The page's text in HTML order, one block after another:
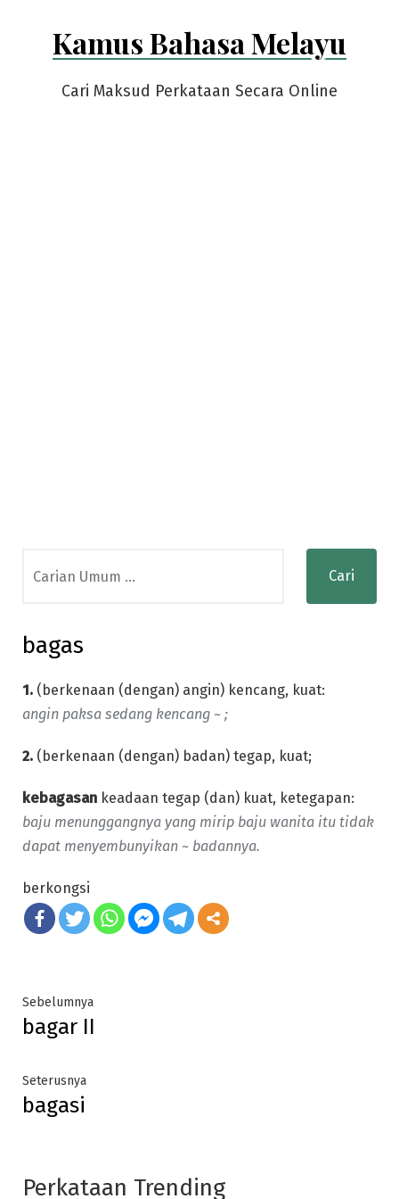
Kamus Bahasa Melayu
Cari Maksud Perkataan Secara Online
for:
bagas
1. (berkenaan (dengan) angin) kencang, kuat:
angin paksa sedang kencang ~ ;
2. (berkenaan (dengan) badan) tegap, kuat;
kebagasan keadaan tegap (dan) kuat, ketegapan:
baju menunggangnya yang mirip baju wanita itu tidak
dapat menyembunyikan ~ badannya.
berkongsi
Post
navigation
SebelumnyaPrevious
post:
bagar II
SeterusnyaNext
bagasi
Perkataan Trending